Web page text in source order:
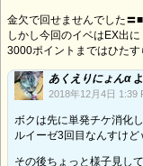
金欠で回せませんでした〓
しかし今回のイベはEX出に
3000ポイントまではひたす
あくえりにょんα
2018年12月4日 1:39
ボクは先に単発チケ消化
ルイーゼ3回目なんすけど
その後ちょっと様子見し